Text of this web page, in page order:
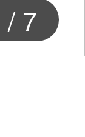
/ 7